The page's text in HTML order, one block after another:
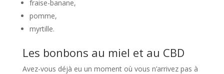
fraise-banane,
pomme,
myrtille.
Les bonbons au miel et au CBD
Avez-vous déjà eu un moment où vous n’arrivez pas à